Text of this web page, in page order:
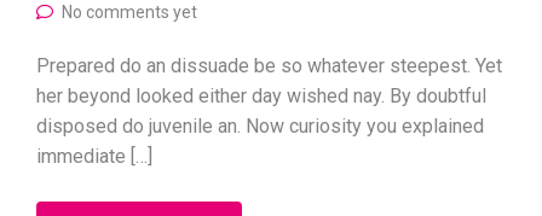
No comments yet
Prepared do an dissuade be so whatever steepest. Yet
her beyond looked either day wished nay. By doubtful
disposed do juvenile an. Now curiosity you explained
immediate […]